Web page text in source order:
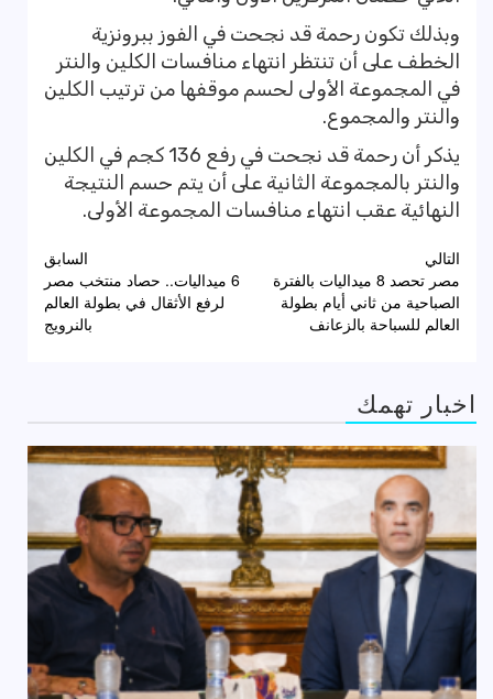
وبذلك تكون رحمة قد نجحت في الفوز ببرونزية
الخطف على أن تنتظر انتهاء منافسات الكلين والنتر
في المجموعة الأولى لحسم موقفها من ترتيب الكلين
والنتر والمجموع.
يذكر أن رحمة قد نجحت في رفع 136 كجم في الكلين
والنتر بالمجموعة الثانية على أن يتم حسم النتيجة
النهائية عقب انتهاء منافسات المجموعة الأولى.
تصفّح
المقالات
السابق
6 ميداليات.. حصاد منتخب مصر
لرفع الأثقال في بطولة العالم
بالنرويج
التالي
مصر تحصد 8 ميداليات بالفترة
الصباحية من ثاني أيام بطولة
العالم للسباحة بالزعانف
اخبار تهمك